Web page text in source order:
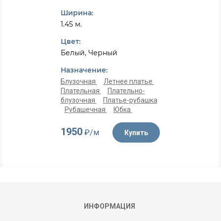
Ширина:
1.45 м.
Цвет:
Белый, Черный
Назначение:
Блузочная
Летнее платье
Плательная
Плательно-
блузочная
Платье-рубашка
Рубашечная
Юбка
1950₽/м Купить
ИНФОРМАЦИЯ